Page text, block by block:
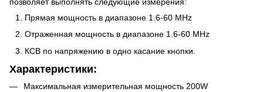
Прямая мощность в диапазоне 1.6-60 MHz
Отраженная мощность в диапазоне 1.6-60 MHz
КСВ по напряжению в одно касание кнопки.
Характеристики:
Максимальная измерительная мощность 200W